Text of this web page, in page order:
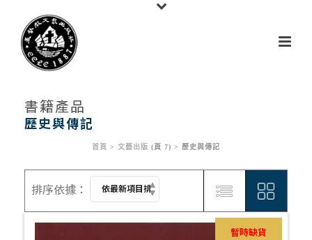
書籍產品
首頁 > 文藝出版 (頁 7) > 歷史與傳記
歷史與傳記
暫時缺貨